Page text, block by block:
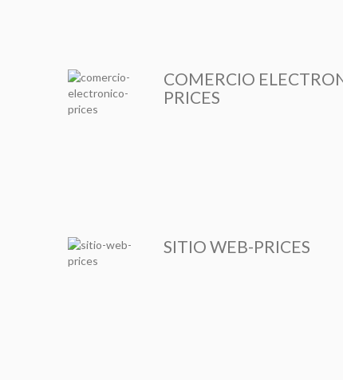
COMERCIO
PRICES
SITIO WEB-PRICES